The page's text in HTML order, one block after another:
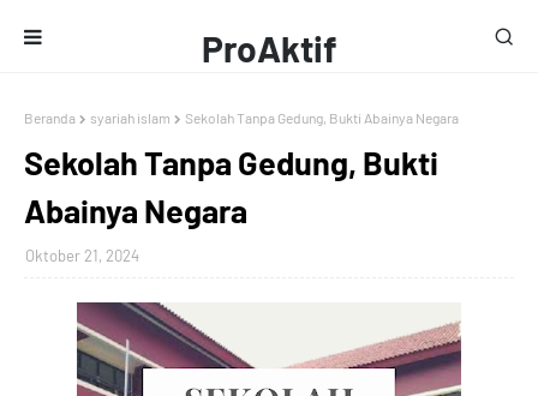
ProAktif
Media
Beranda syariah islam Sekolah Tanpa Gedung, Bukti Abainya Negara
Sekolah Tanpa Gedung, Bukti
Abainya Negara
Oktober 21, 2024